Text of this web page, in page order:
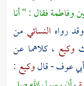
وفاطمةفقال : " أنا
وقد رواه النسائي من
وكيع ، كلاهما عن
عوف- قالوكيع :